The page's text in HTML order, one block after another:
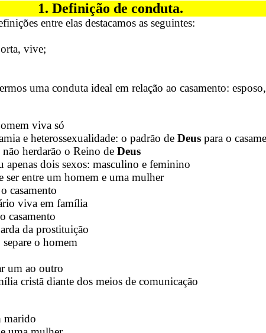
1. Definição de conduta.
entre elas destacamos as seguintes:
vive;
uma conduta ideal em relação ao casamento:
viva só
e heterossexualidade: o padrão de Deuspara o
herdarão o Reino de Deus
dois sexos: masculino e feminino
ser entre um homem e uma mulher
casamento
viva em família
casamento
da prostituição
o homem
um ao outro
cristã diante dos meios de comunicação
marido